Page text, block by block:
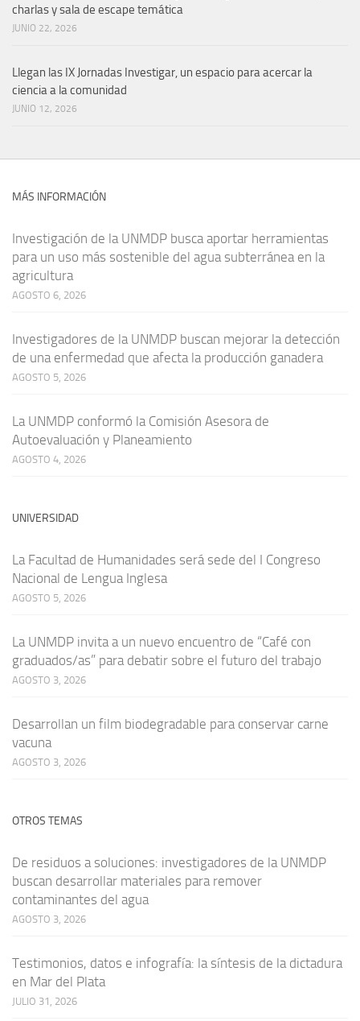
charlas y sala de escape temática
JUNIO 22, 2026
Llegan las IX Jornadas Investigar, un espacio para acercar la
ciencia a la comunidad
JUNIO 12, 2026
MÁS INFORMACIÓN
Investigación de la UNMDP busca aportar herramientas
para un uso más sostenible del agua subterránea en la
agricultura
AGOSTO 6, 2026
Investigadores de la UNMDP buscan mejorar la detección
de una enfermedad que afecta la producción ganadera
AGOSTO 5, 2026
La UNMDP conformó la Comisión Asesora de
Autoevaluación y Planeamiento
AGOSTO 4, 2026
UNIVERSIDAD
La Facultad de Humanidades será sede del I Congreso
Nacional de Lengua Inglesa
AGOSTO 5, 2026
La UNMDP invita a un nuevo encuentro de “Café con
graduados/as” para debatir sobre el futuro del trabajo
AGOSTO 3, 2026
Desarrollan un film biodegradable para conservar carne
vacuna
AGOSTO 3, 2026
OTROS TEMAS
De residuos a soluciones: investigadores de la UNMDP
buscan desarrollar materiales para remover
contaminantes del agua
AGOSTO 3, 2026
Testimonios, datos e infografía: la síntesis de la dictadura
en Mar del Plata
JULIO 31, 2026